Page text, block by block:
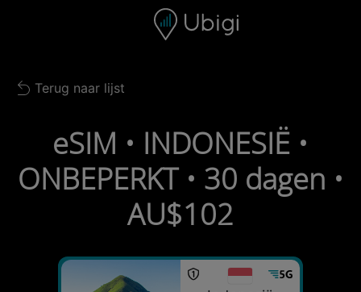
Navigatiebalk Voettekst
Back to list
Terug naar lijst
eSIM • INDONESIË •
ONBEPERKT • 30 dagen •
AU$102